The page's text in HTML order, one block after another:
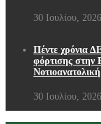
30 Ιουλίου, 2026
Πέντε χρόνια
φόρτισης στην
30 Ιουλίου, 2026